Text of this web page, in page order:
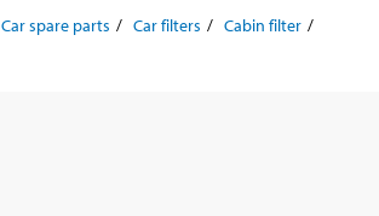
Car spare parts Car filters
Cabin filter